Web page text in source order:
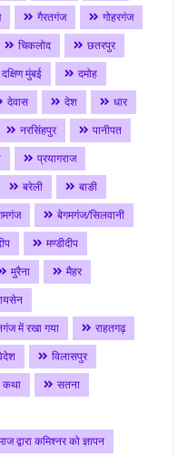
गैरतगंज
गोहरगंज
चिकलोद
छतरपुर
दक्षिण मुंबई
दमोह
देवास देश
धार
नरसिंहपुर
पानीपत
प्रयागराज
बरेली
बाङी
बेगमगंज/सिलवानी
मण्डीदीप
मुरैना
मैहर
में रखा गया
राहतगढ़
विलासपुर
कथा
सतना
कमिश्नर को ज्ञापन